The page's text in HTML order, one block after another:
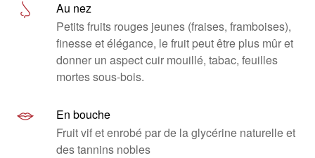
Au nez
Petits fruits rouges jeunes (fraises, framboises),
finesse et élégance, le fruit peut être plus mûr et
donner un aspect cuir mouillé, tabac, feuilles
mortes sous-bois.
En bouche
Fruit vif et enrobé par de la glycérine naturelle et
des tannins nobles